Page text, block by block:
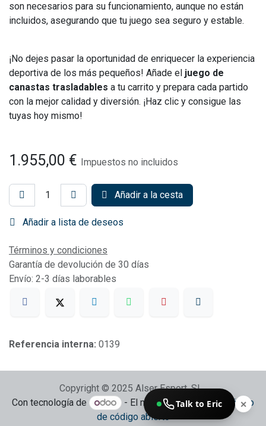
son necesarios para su funcionamiento, aunque no están
incluidos, asegurando que tu juego sea seguro y estable.
¡No dejes pasar la oportunidad de enriquecer la experiencia
deportiva de los más pequeños! Añade el juego de
canastas trasladables a tu carrito y prepara cada partido
con la mejor calidad y diversión. ¡Haz clic y consigue las
tuyas hoy mismo!
1.955,00 € Impuestos no incluidos
Añadir a la cesta
Añadir a lista de deseos
Términos y condiciones
Garantía de devolución de 30 días
Envío: 2-3 días laborables
Referencia interna: 0139
Copyright © 2025 Alser Esport, SL
Con tecnología de
- El mejorComercio electrónico
de código abierto
Talk to Eric ✕